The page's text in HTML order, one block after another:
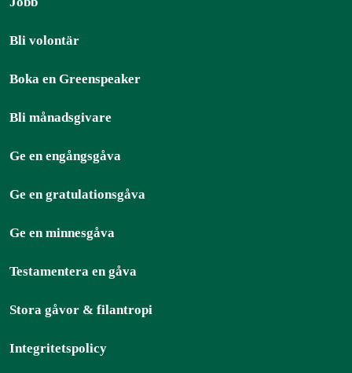
Bli volontär
Boka en Greenspeaker
Bli månadsgivare
Ge en engångsgåva
Ge en gratulationsgåva
Ge en minnesgåva
Testamentera en gåva
Stora gåvor & filantropi
Integritetspolicy